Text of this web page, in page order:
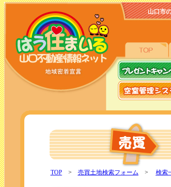
山口市の不動産
TOP> 売買土地検索フォーム > 検索